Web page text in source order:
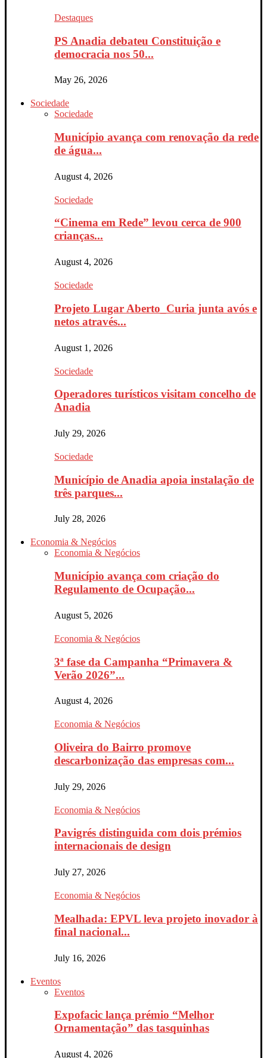
Destaques
PS Anadia debateu Constituição e
democracia nos 50...
May 26, 2026
Sociedade
Sociedade
Município avança com renovação da rede
de água...
August 4, 2026
Sociedade
“Cinema em Rede” levou cerca de 900
crianças...
August 4, 2026
Sociedade
Projeto Lugar Aberto_Curia junta avós e
netos através...
August 1, 2026
Sociedade
Operadores turísticos visitam concelho de
Anadia
July 29, 2026
Sociedade
Município de Anadia apoia instalação de
três parques...
July 28, 2026
Economia & Negócios
Economia & Negócios
Município avança com criação do
Regulamento de Ocupação...
August 5, 2026
Economia & Negócios
3ª fase da Campanha “Primavera &
Verão 2026”...
August 4, 2026
Economia & Negócios
Oliveira do Bairro promove
descarbonização das empresas com...
July 29, 2026
Economia & Negócios
Pavigrés distinguida com dois prémios
internacionais de design
July 27, 2026
Economia & Negócios
Mealhada: EPVL leva projeto inovador à
final nacional...
July 16, 2026
Eventos
Eventos
Expofacic lança prémio “Melhor
Ornamentação” das tasquinhas
August 4, 2026